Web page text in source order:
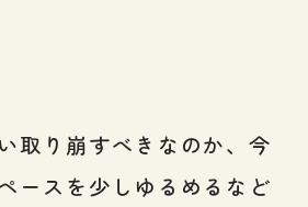
取り崩すべきなのか、今
ースを少しゆるめるなど